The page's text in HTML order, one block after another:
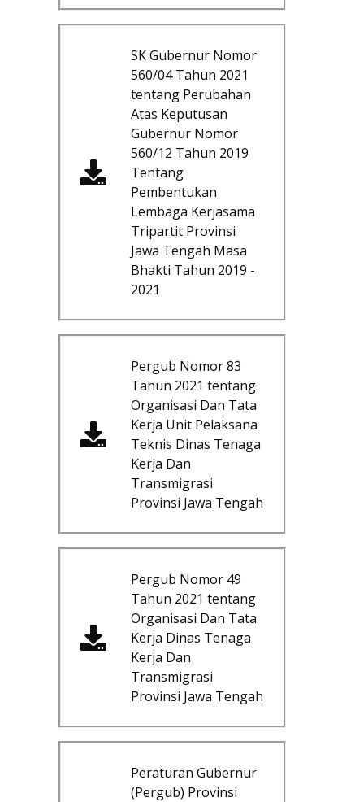
SK Gubernur Nomor
560/04 Tahun 2021
tentang Perubahan
Atas Keputusan
Gubernur Nomor
560/12 Tahun 2019
Tentang
Pembentukan
Lembaga Kerjasama
Tripartit Provinsi
Jawa Tengah Masa
Bhakti Tahun 2019 -
2021
Pergub Nomor 83
Tahun 2021 tentang
Organisasi Dan Tata
Kerja Unit Pelaksana
Teknis Dinas Tenaga
Kerja Dan
Transmigrasi
Provinsi Jawa Tengah
Pergub Nomor 49
Tahun 2021 tentang
Organisasi Dan Tata
Kerja Dinas Tenaga
Kerja Dan
Transmigrasi
Provinsi Jawa Tengah
Peraturan Gubernur
(Pergub) Provinsi